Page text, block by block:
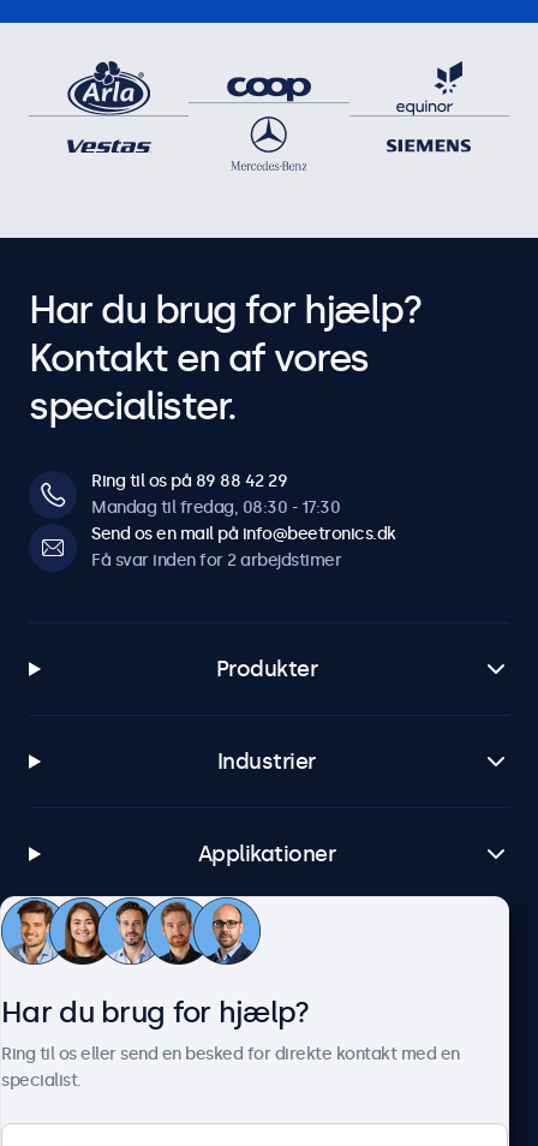
Har du brug for hjælp?
Kontakt en af vores
specialister.
Ring til os på 89 88 42 29
Mandag til fredag, 08:30 - 17:30
Send os en mail på info@beetronics.dk
Få svar inden for 2 arbejdstimer
Produkter
Industrier
Applikationer
Kundeservice
Har du brug for hjælp?
Ring til os eller send en besked for direkte kontakt med en
specialist.